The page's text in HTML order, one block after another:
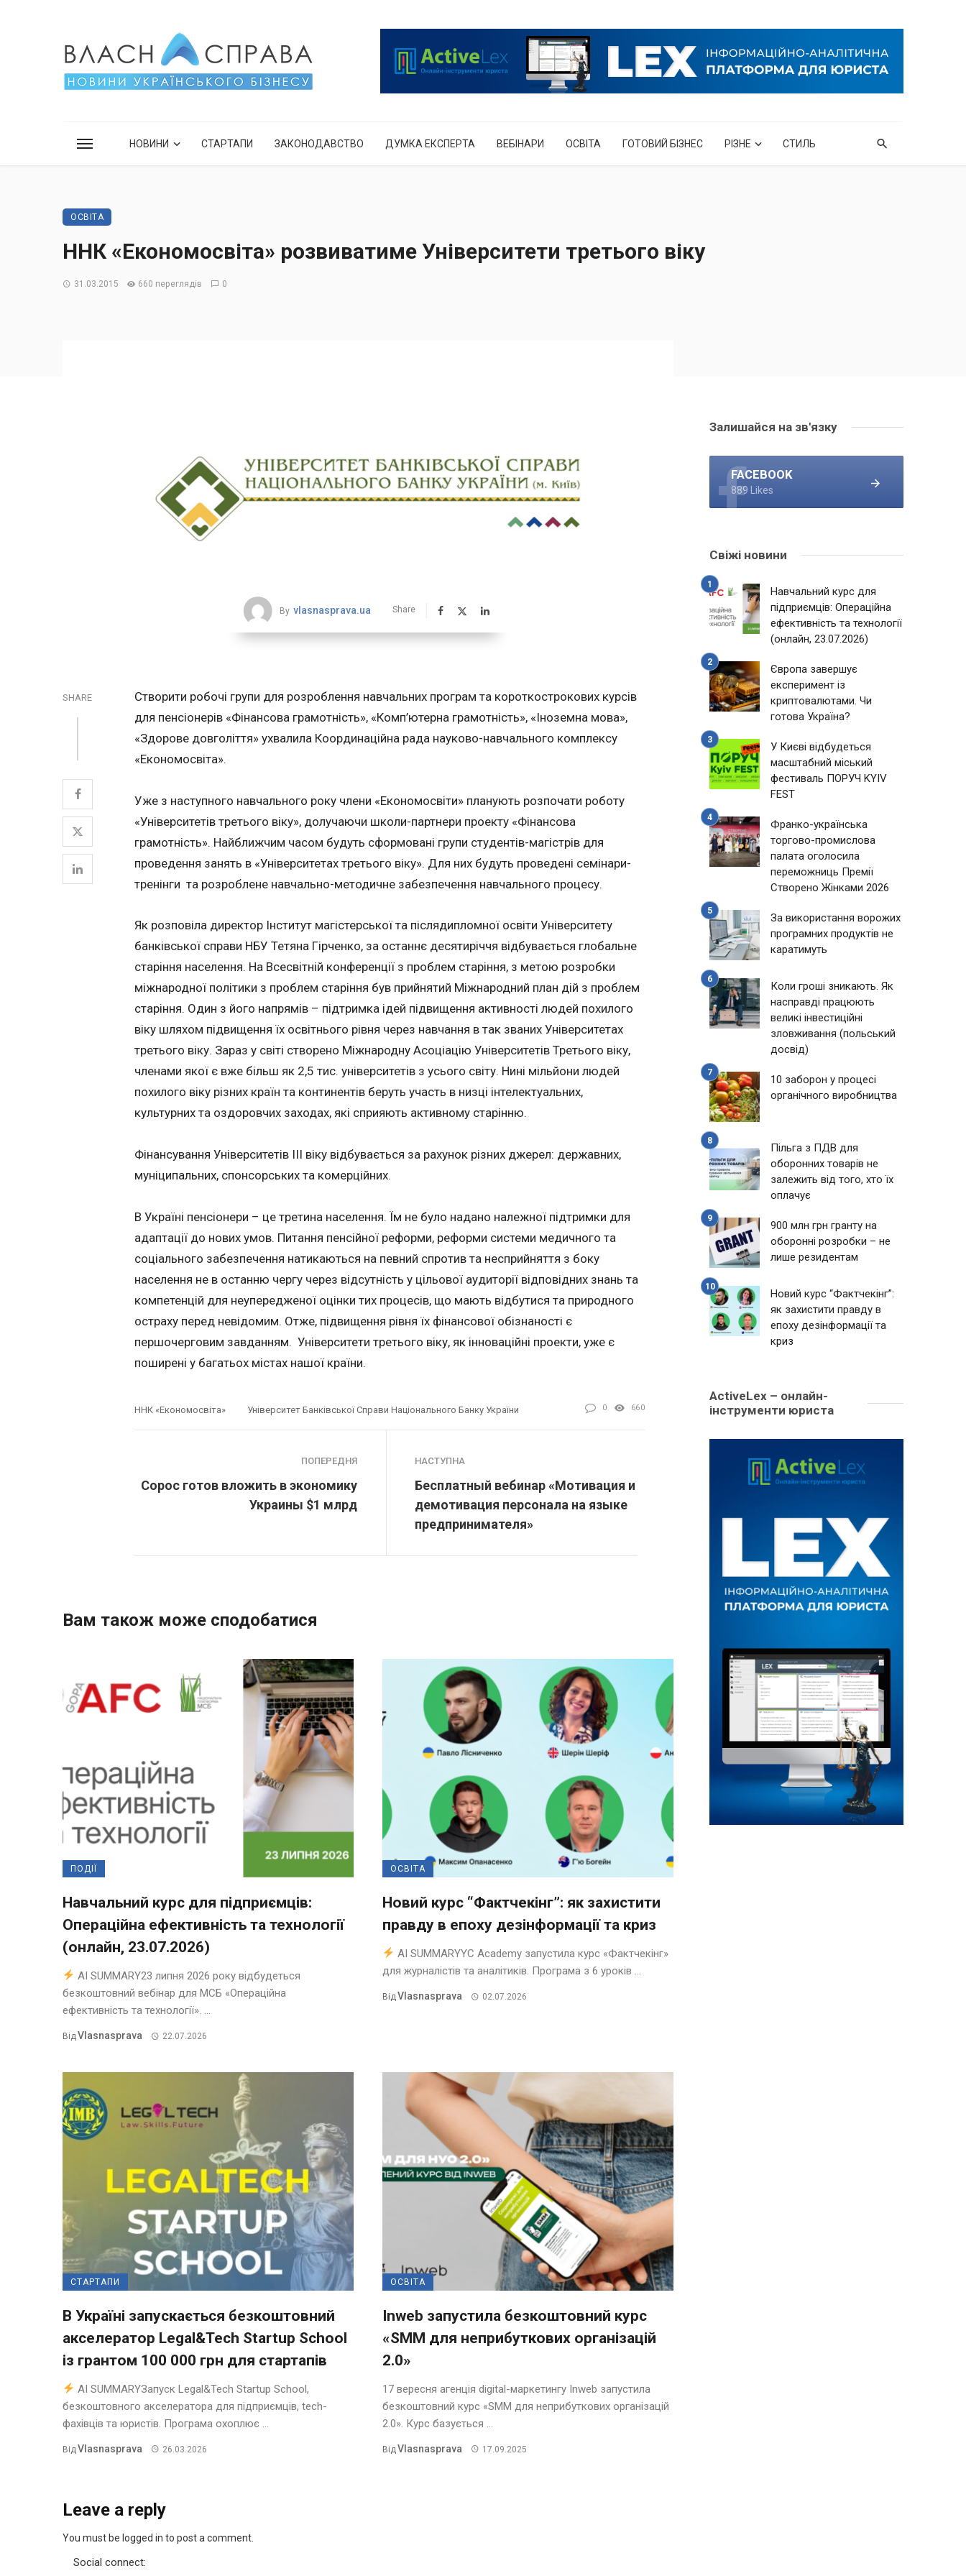
НОВИНИ СТАРТАПИ ЗАКОНОДАВСТВО ДУМКА ЕКСПЕРТА ВЕБІНАРИ ОСВІТА ГОТОВИЙ БІЗНЕС РІЗНЕ СТИЛЬ
ОСВІТА
ННК «Економосвіта» розвиватиме Університети третього віку
31.03.2015 660 переглядів 0
By vlasnasprava.ua Share
SHARE
Створити робочі групи для розроблення навчальних програм та короткострокових курсів
для пенсіонерів «Фінансова грамотність», «Комп’ютерна грамотність», «Іноземна мова»,
«Здорове довголіття» ухвалила Координаційна рада науково-навчального комплексу
«Економосвіта».
Уже з наступного навчального року члени «Економосвіти» планують розпочати роботу
«Університетів третього віку», долучаючи школи-партнери проекту «Фінансова
грамотність». Найближчим часом будуть сформовані групи студентів-магістрів для
проведення занять в «Університетах третього віку». Для них будуть проведені семінари-
тренінги та розроблене навчально-методичне забезпечення навчального процесу.
Як розповіла директор Інститут магістерської та післядипломної освіти Університету
банківської справи НБУ Тетяна Гірченко, за останнє десятиріччя відбувається глобальне
старіння населення. На Всесвітній конференції з проблем старіння, з метою розробки
міжнародної політики з проблем старіння був прийнятий Міжнародний план дій з проблем
старіння. Один з його напрямів – підтримка ідей підвищення активності людей похилого
віку шляхом підвищення їх освітнього рівня через навчання в так званих Університетах
третього віку. Зараз у світі створено Міжнародну Асоціацію Університетів Третього віку,
членами якої є вже більш як 2,5 тис. університетів з усього світу. Нині мільйони людей
похилого віку різних країн та континентів беруть участь в низці інтелектуальних,
культурних та оздоровчих заходах, які сприяють активному старінню.
Фінансування Університетів ІІІ віку відбувається за рахунок різних джерел: державних,
муніципальних, спонсорських та комерційних.
В Україні пенсіонери – це третина населення. Їм не було надано належної підтримки для
адаптації до нових умов. Питання пенсійної реформи, реформи системи медичного та
соціального забезпечення натикаються на певний спротив та несприйняття з боку
населення не в останню чергу через відсутність у цільової аудиторії відповідних знань та
компетенцій для неупередженої оцінки тих процесів, що мають відбутися та природного
остраху перед невідомим. Отже, підвищення рівня їх фінансової обізнаності є
першочерговим завданням. Університети третього віку, як інноваційні проекти, уже є
поширені у багатьох містах нашої країни.
ННК «Економосвіта» Університет Банківської Справи Національного Банку України 0 660
ПОПЕРЕДНЯ
Сорос готов вложить в экономику
Украины $1 млрд
НАСТУПНА
Бесплатный вебинар «Мотивация и
демотивация персонала на языке
предпринимателя»
Вам також може сподобатися
ПОДІЇ
Навчальний курс для підприємців:
Операційна ефективність та технології
(онлайн, 23.07.2026)
AI SUMMARY23 липня 2026 року відбудеться
безкоштовний вебінар для МСБ «Операційна
ефективність та технології». ...
ВідVlasnasprava 22.07.2026
ОСВІТА
Новий курс “Фактчекінг”: як захистити
правду в епоху дезінформації та криз
AI SUMMARYYC Academy запустила курс «Фактчекінг»
для журналістів та аналітиків. Програма з 6 уроків ...
ВідVlasnasprava 02.07.2026
СТАРТАПИ
В Україні запускається безкоштовний
акселератор Legal&Tech Startup School
із грантом 100 000 грн для стартапів
AI SUMMARYЗапуск Legal&Tech Startup School,
безкоштовного акселератора для підприємців, tech-
фахівців та юристів. Програма охоплює ...
Від Vlasnasprava 26.03.2026
ОСВІТА
Inweb запустила безкоштовний курс
«SMM для неприбуткових організацій
2.0»
17 вересня агенція digital-маркетингу Inweb запустила
безкоштовний курс «SMM для неприбуткових організацій
2.0». Курс базується ...
Від Vlasnasprava 17.09.2025
Leave a reply
You must be logged in to post a comment.
Social connect:
Залишайся на зв'язку
FACEBOOK
889 Likes
Свіжі новини
Навчальний курс для
підприємців: Операційна
ефективність та технології
(онлайн, 23.07.2026)
Європа завершує
експеримент із
криптовалютами. Чи
готова Україна?
У Києві відбудеться
масштабний міський
фестиваль ПОРУЧ KYIV
FEST
Франко-українська
торгово-промислова
палата оголосила
переможниць Премії
Створено Жінками 2026
За використання ворожих
програмних продуктів не
каратимуть
Коли гроші зникають. Як
насправді працюють
великі інвестиційні
зловживання (польський
досвід)
10 заборон у процесі
органічного виробництва
Пільга з ПДВ для
оборонних товарів не
залежить від того, хто їх
оплачує
900 млн грн гранту на
оборонні розробки – не
лише резидентам
Новий курс “Фактчекінг”:
як захистити правду в
епоху дезінформації та
криз
ActiveLex – онлайн-
інструменти юриста